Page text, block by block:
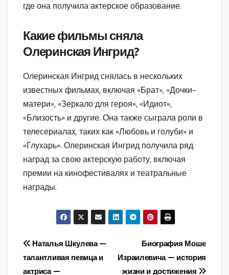
где она получила актерское образование.
Какие фильмы сняла
Олеринская Ингрид?
Олеринская Ингрид снялась в нескольких
известных фильмах, включая «Брат», «Дочки-
матери», «Зеркало для героя», «Идиот»,
«Близость» и другие. Она также сыграла роли в
телесериалах, таких как «Любовь и голуби» и
«Глухарь». Олеринская Ингрид получила ряд
наград за свою актерскую работу, включая
премии на кинофестивалях и театральные
награды.
Навигация
по
Биография Моше
Израилевича — история
жизни и достижения
Наталья Шкулева —
талантливая певица и
актриса —